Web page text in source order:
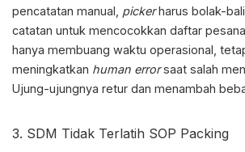
pencatatan manual, pickerharus bolak-
catatan untuk mencocokkan daftar
hanya membuang waktu operasional,
meningkatkan human errorsaat salah
Ujung-ujungnya retur dan menambah
3. SDM Tidak Terlatih SOP Packing